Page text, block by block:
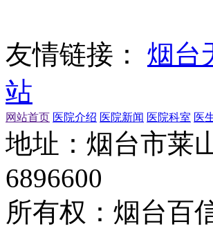
友情链接：
烟台
站
网站首页 医院介绍 医院新闻 医院科室 医
地址：烟台市莱
6896600
所有权：烟台百